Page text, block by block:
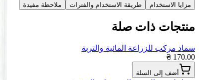
مزايا الاستخدام طريقة الاستخدام والفترات ملاحظة مفيدة
منتجات ذات صلة
سماد مركب للزراعة المائية والتربة
170.00 ₴
أضف إلى السلة